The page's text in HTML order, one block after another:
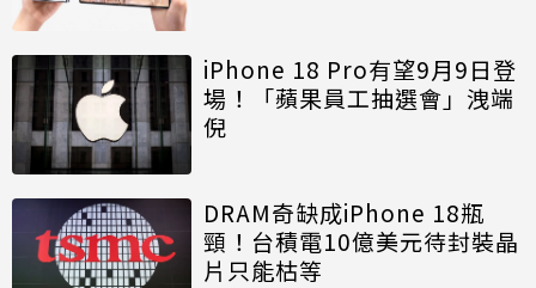
iPhone 18 Pro有望9月9日登
場！「蘋果員工抽選會」洩端
倪
DRAM奇缺成iPhone 18瓶
頸！台積電10億美元待封裝晶
片只能枯等